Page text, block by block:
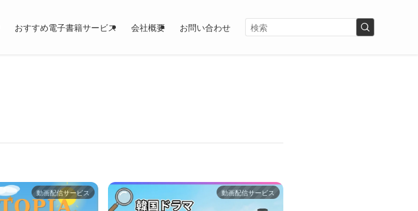
おすすめ電子書籍サービス 会社概要 お問い合わせ
動画配信サービス 動画配信サービス